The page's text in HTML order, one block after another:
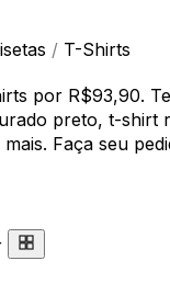
/ T-Shirts
por R$93,90.
preto, t-shirt
Faça seu